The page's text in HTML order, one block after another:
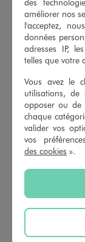
Basé sur27
Voir tous les
4étoiles
2étoiles
1étoile
Trier les avis
améliorer nos
l'acceptez,
données
adresses IP,
telles que votre
Vous avez le
utilisations,
opposer ou de
chaque
valider vos
vos
des cookies ».